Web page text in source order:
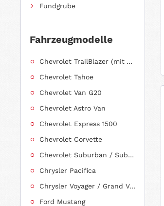
Fundgrube
Fahrzeugmodelle
Chevrolet TrailBlazer (mit Allradantrieb)
Chevrolet Tahoe
Chevrolet Van G20
Chevrolet Astro Van
Chevrolet Express 1500
Chevrolet Corvette
Chevrolet Suburban / Suburban 1500
Chrysler Pacifica
Chrysler Voyager / Grand Voyager
Ford Mustang